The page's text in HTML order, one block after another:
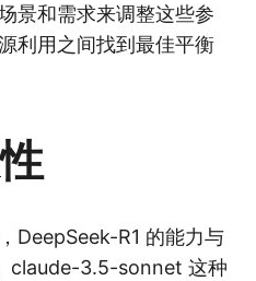
景和需求来调整这些参
利用之间找到最佳平衡
DeepSeek-R1 的能力与
claude-3.5-sonnet 这种